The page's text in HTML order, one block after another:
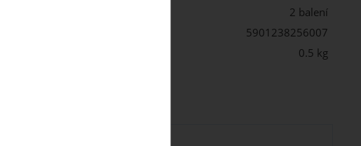
2 balení
5901238256007
0.5 kg